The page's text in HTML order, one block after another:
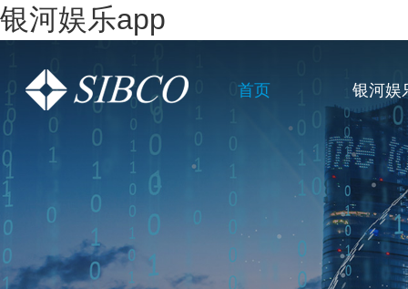
银河娱乐app
首页 银河娱